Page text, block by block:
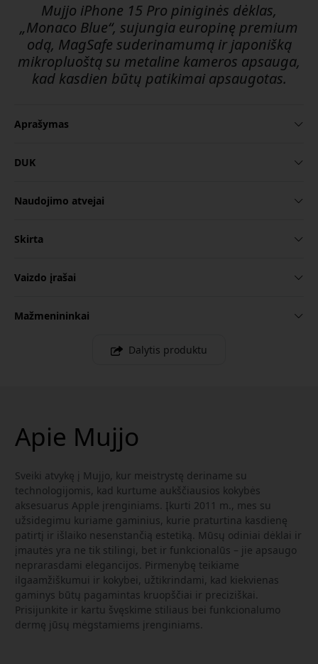
Mujjo iPhone 15 Pro piniginės dėklas,
„Monaco Blue“, sujungia europinę premium
odą, MagSafe suderinamumą ir japonišką
mikropluoštą su metaline kameros apsauga,
kad kasdien būtų patikimai apsaugotas.
Aprašymas
DUK
Naudojimo atvejai
Skirta
Vaizdo įrašai
Mažmenininkai
Dalytis produktu
Apie Mujjo
Sveiki atvykę į Mujjo, kur meistrystę deriname su
technologijomis, kad kurtume aukščiausios kokybės
aksesuarus Apple įrenginiams. Įkurti 2011 m., mes su
užsidegimu kuriame gaminius, kurie praturtina kasdienę
patirtį ir išlaiko nesenstančią estetiką. Mūsų odiniai dėklai ir
įmautės yra ne tik stilingi, bet ir funkcionalūs – jie apsaugo
neprarasdami elegancijos. Pirmenybę teikiame
ilgaamžiškumui ir kokybei, užtikrindami, kad kiekvienas
gaminys būtų pagamintas kruopščiai ir preciziškai.
Prisijunkite ir kartu švęskime stiliaus bei funkcionalumo
dermę jūsų mėgstamiems įrenginiams.